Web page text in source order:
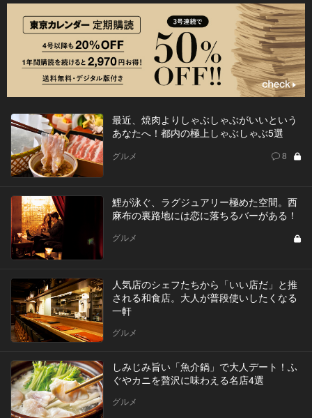
最近、焼肉よりしゃぶしゃぶがいいという
あなたへ！都内の極上しゃぶしゃぶ5選
グルメ 8
鯉が泳ぐ、ラグジュアリー極めた空間。西
麻布の裏路地には恋に落ちるバーがある！
グルメ
人気店のシェフたちから「いい店だ」と推
される和食店。大人が普段使いしたくなる
一軒
グルメ
しみじみ旨い「魚介鍋」で大人デート！ふ
ぐやカニを贅沢に味わえる名店4選
グルメ